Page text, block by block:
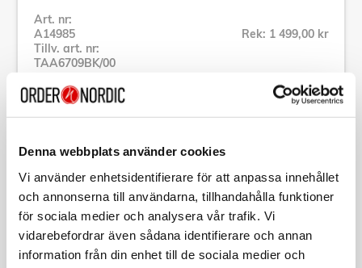
Denna webbplats använder cookies
Vi använder enhetsidentifierare för att anpassa innehållet
och annonserna till användarna, tillhandahålla funktioner
för sociala medier och analysera vår trafik. Vi
vidarebefordrar även sådana identifierare och annan
information från din enhet till de sociala medier och
Art. nr:
A14985
Tillv. art. nr:
TAA6709BK/00
Rek: 1 499,00 kr
Specifikation
Beskrivning
Art. nr:A14985
Tillv. art. nr: